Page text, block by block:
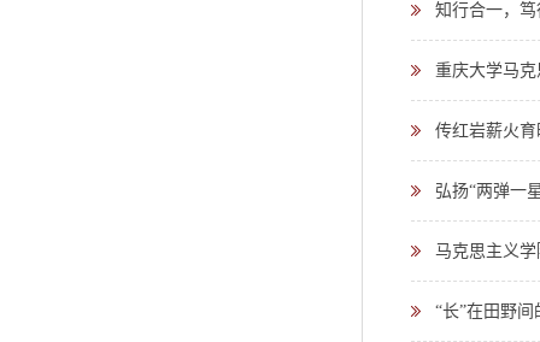
知行合一，笃
重庆大学马
传红岩薪火
弘扬“两弹一
马克思主义
“长”在田野